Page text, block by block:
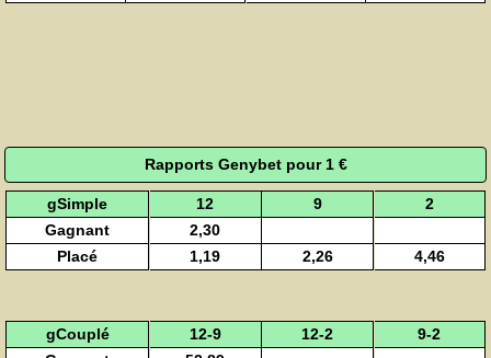
Rapports Genybet pour 1 €
gSimple 12 9
2
Gagnant
2,30
Placé
1,19 2,26 4,46
gCouplé 12-9 12-2
9-2